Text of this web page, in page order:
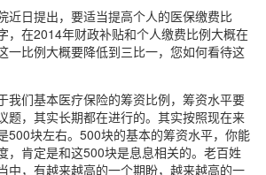
近日提出，要适当提高个人的医保缴费比
，在2014年财政补贴和个人缴费比例大概在
一比例大概要降低到三比一，您如何看待这
我们基本医疗保险的筹资比例，筹资水平要
题，其实长期都在进行的。其实按照现在来
500块左右。500块的基本的筹资水平，你能
，肯定是和这500块是息息相关的。老百姓
中，有越来越高的一个期盼，越来越高的一